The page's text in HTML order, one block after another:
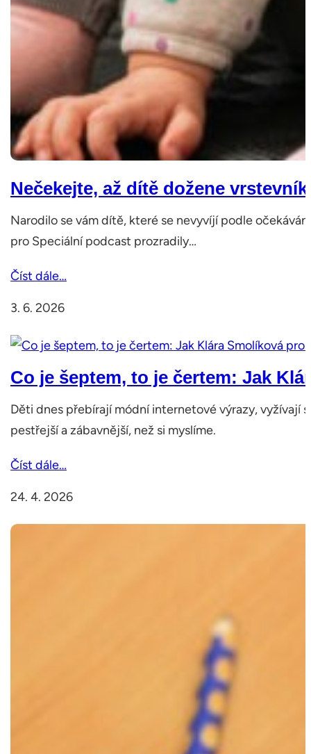
Nečekejte, až dítě dožene
Narodilo se vám dítě, které se nevyvíjí podle
pro Speciální podcast prozradily…
Číst dále…
3. 6. 2026
Co je šeptem, to je čertem: Jak
Děti dnes přebírají módní internetové výrazy, vyžívají
pestřejší a zábavnější, než si myslíme.
Číst dále…
24. 4. 2026